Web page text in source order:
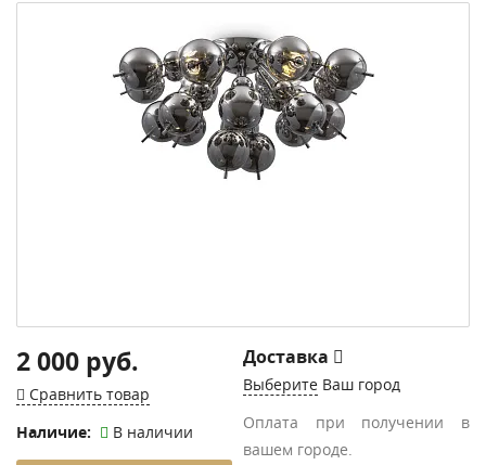
2 000 руб.
Сравнить товар
Наличие:
В наличии
Доставка
Выберите Ваш город
Оплата при получении в
вашем городе.